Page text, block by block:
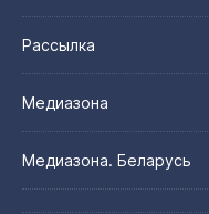
Рассылка
Медиазона
Медиазона. Беларусь